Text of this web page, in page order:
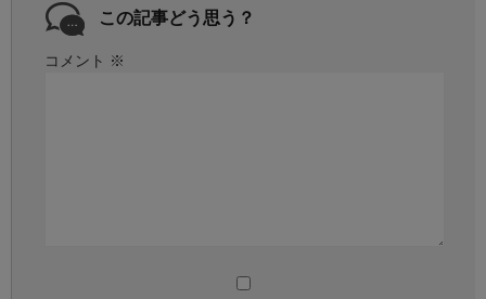
この記事どう思う？
コメント ※